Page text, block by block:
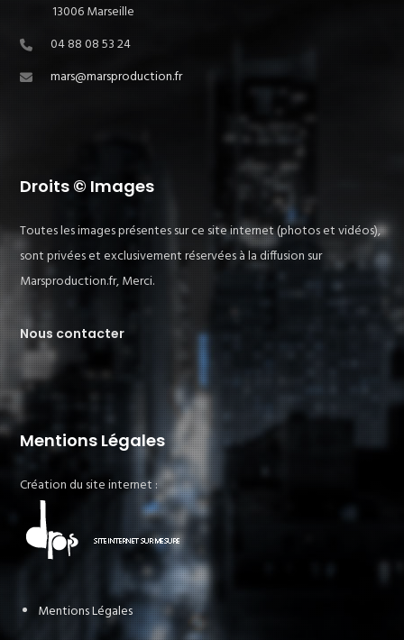
13006 Marseille
04 88 08 53 24
mars@marsproduction.fr
Droits © Images
Toutes les images présentes sur ce site internet (photos et vidéos),
sont privées et exclusivement réservées à la diffusion sur
Marsproduction.fr, Merci.
Nous contacter
Mentions Légales
Création du site internet :
Mentions Légales